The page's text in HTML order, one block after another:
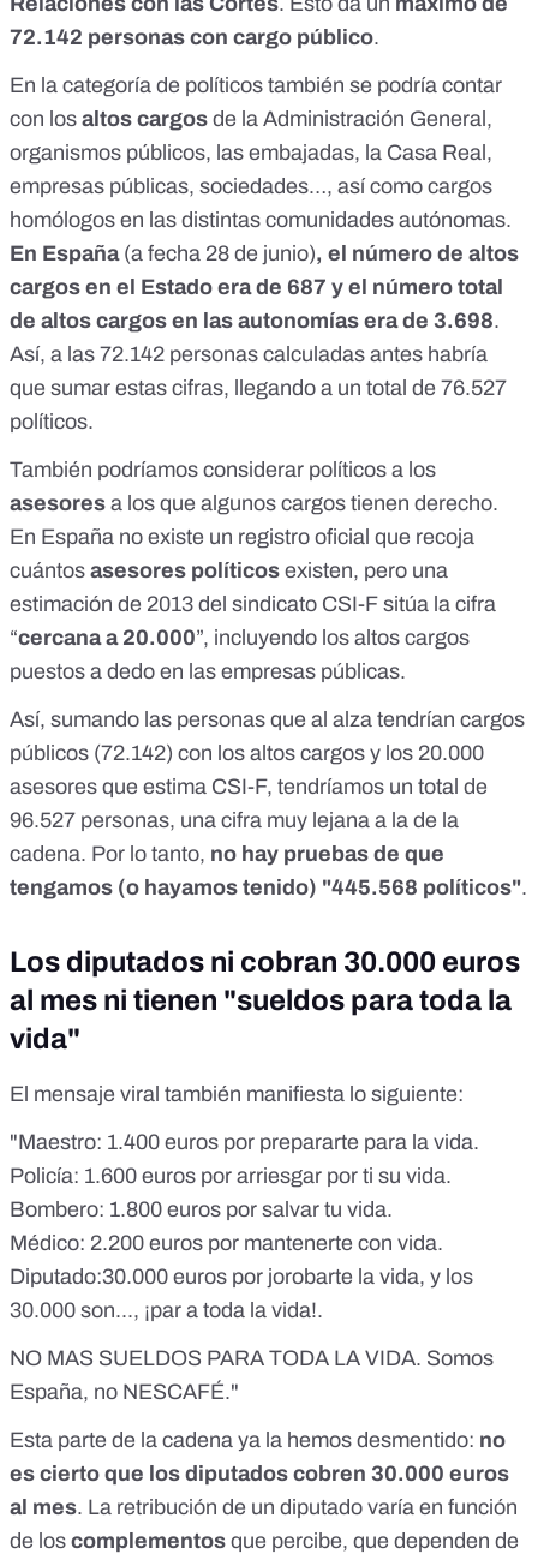
72.142 personas con cargo público.
En la categoría de políticos también se podría contar
con los altos cargos de la Administración General,
organismos públicos, las embajadas, la Casa Real,
empresas públicas, sociedades…, así como cargos
homólogos en las distintas comunidades autónomas.
En España(a fecha 28 de junio), el número de altos
cargos en el Estado era de 687 y el número total
de altos cargos en las autonomías era de 3.698.
Así, a las 72.142 personas calculadas antes habría
que sumar estas cifras, llegando a un total de 76.527
políticos.
También podríamos considerar políticos a los
asesores a los que algunos cargos tienen derecho.
En España no existe un registro oficial que recoja
cuántos asesores políticos existen, pero una
estimación de 2013 del sindicato CSI-F sitúa la cifra
“cercana a 20.000”, incluyendo los altos cargos
puestos a dedo en las empresas públicas.
Así, sumando las personas que al alza tendrían cargos
públicos (72.142) con los altos cargos y los 20.000
asesores que estima CSI-F, tendríamos un total de
96.527 personas, una cifra muy lejana a la de la
cadena. Por lo tanto, no hay pruebas de que
tengamos (o hayamos tenido) "445.568 políticos".
Los diputados ni cobran 30.000 euros
al mes ni tienen "sueldos para toda la
vida"
El mensaje viral también manifiesta lo siguiente:
"Maestro: 1.400 euros por prepararte para la vida.
Policía: 1.600 euros por arriesgar por ti su vida.
Bombero: 1.800 euros por salvar tu vida.
Médico: 2.200 euros por mantenerte con vida.
Diputado:30.000 euros por jorobarte la vida, y los
30.000 son..., ¡par a toda la vida!.
NO MAS SUELDOS PARA TODA LA VIDA. Somos
España, no NESCAFÉ."
Esta parte de la cadena ya la hemos desmentido: no
es cierto que los diputados cobren 30.000 euros
al mes. La retribución de un diputado varía en función
de los complementos que percibe, que dependen de